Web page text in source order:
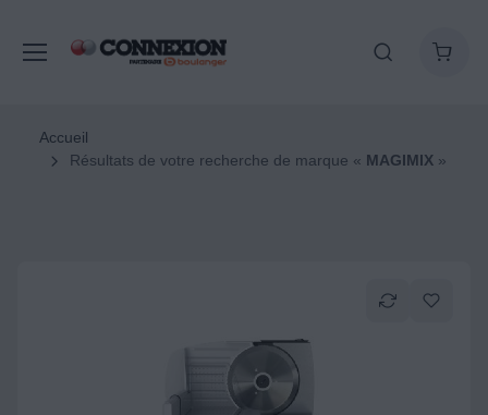
Accueil
Résultats de votre recherche de marque « MAGIMIX»